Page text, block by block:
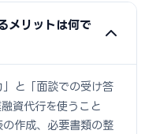
メリットは何で
と「面談での受け答
資代行を使うこと
作成、必要書類の整